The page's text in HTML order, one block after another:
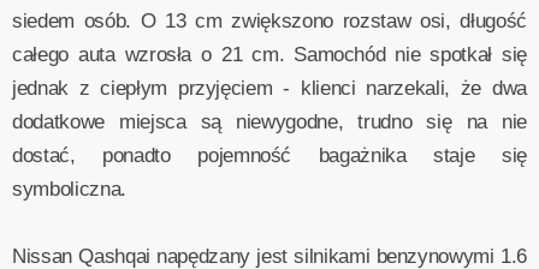
siedem osób. O 13 cm zwiększono rozstaw osi, długość
całego auta wzrosła o 21 cm. Samochód nie spotkał się
jednak z ciepłym przyjęciem - klienci narzekali, że dwa
dodatkowe miejsca są niewygodne, trudno się na nie
dostać, ponadto pojemność bagażnika staje się
symboliczna.
Nissan Qashqai napędzany jest silnikami benzynowymi 1.6